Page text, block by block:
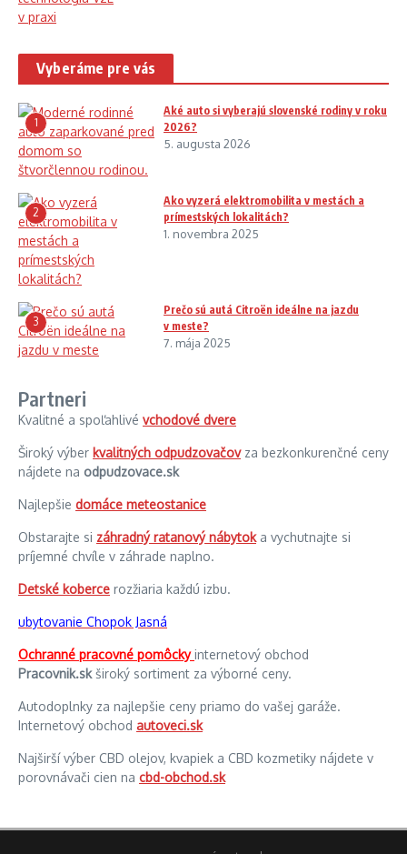
Vyberáme pre vás
1
Aké auto si vyberajú slovenské rodiny v roku
2026?
5. augusta 2026
2
Ako vyzerá elektromobilita v mestách a
prímestských lokalitách?
1. novembra 2025
3
Prečo sú autá Citroën ideálne na jazdu
v meste?
7. mája 2025
Partneri
Kvalitné a spoľahlivé vchodové dvere
Široký výber kvalitných odpudzovačovza bezkonkurenčné ceny
nájdete na odpudzovace.sk
Najlepšie domáce meteostanice
Obstarajte si záhradný ratanový nábytoka vychutnajte si
príjemné chvíle v záhrade naplno.
Detské koberce rozžiaria každú izbu.
ubytovanie Chopok Jasná
Ochranné pracovné pomôckyinternetový obchod
Pracovnik.skširoký sortiment za výborné ceny.
Autodoplnky za najlepšie ceny priamo do vašej garáže.
Internetový obchod autoveci.sk
Najširší výber CBD olejov, kvapiek a CBD kozmetiky nájdete v
porovnávači cien na cbd-obchod.sk